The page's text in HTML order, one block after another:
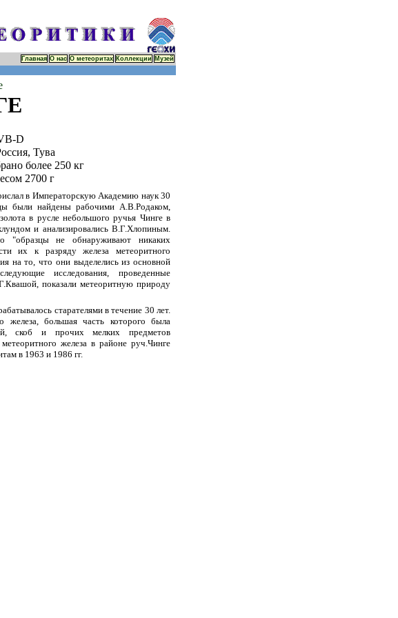
Главная О нас О метеоритах Коллекции Музей
D
Тува
более 250 кг
2700 г
в Императорскую Академию наук 30
были найдены рабочими А.В.Родаком,
в русле небольшого ручья Чинге в
и анализировались В.Г.Хлопиным.
"образцы не обнаруживают никаких
их к разряду железа метеоритного
на то, что они выделелись из основной
исследования, проведенные
показали метеоритную природу
старателями в течение 30 лет.
железа, большая часть которого была
скоб и прочих мелких предметов
железа в районе руч.Чинге
в 1963 и 1986 гг.